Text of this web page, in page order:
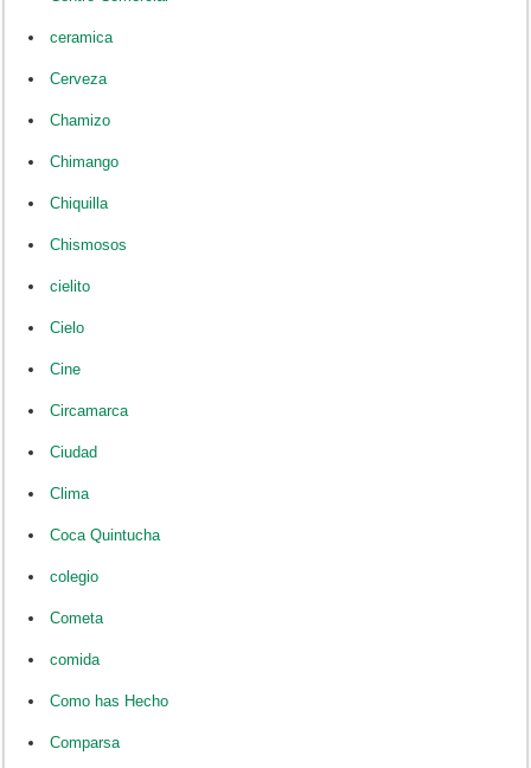
ceramica
Cerveza
Chamizo
Chimango
Chiquilla
Chismosos
cielito
Cielo
Cine
Circamarca
Ciudad
Clima
Coca Quintucha
colegio
Cometa
comida
Como has Hecho
Comparsa